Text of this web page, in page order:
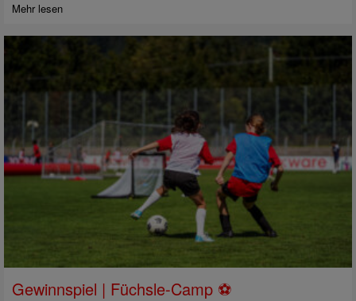
Mehr lesen
Gewinnspiel | Füchsle-Camp ⚽